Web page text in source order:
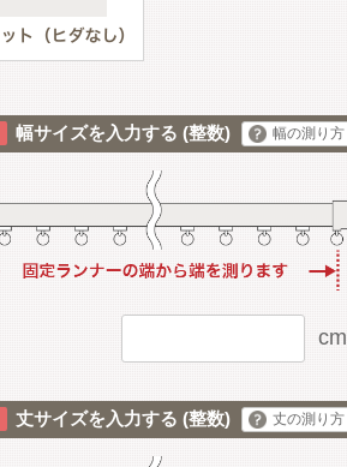
幅サイズを入力する (整数) 幅の測り方
cm
丈サイズを入力する (整数) 丈の測り方